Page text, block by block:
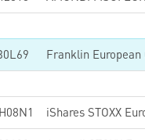
Franklin European
iShares STOXX